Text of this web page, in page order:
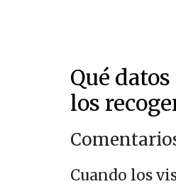
Qué
los
Cuando los